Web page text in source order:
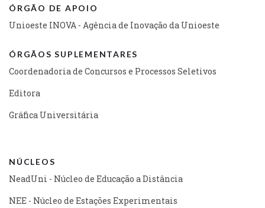
ÓRGÃO DE APOIO
Unioeste INOVA - Agência de Inovação da Unioeste
ÓRGÃOS SUPLEMENTARES
Coordenadoria de Concursos e Processos Seletivos
Editora
Gráfica Universitária
NÚCLEOS
NeadUni - Núcleo de Educação a Distância
NEE - Núcleo de Estações Experimentais